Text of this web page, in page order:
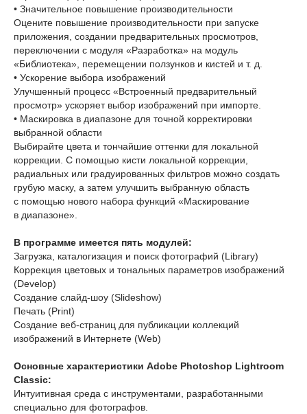
• Значительное повышение производительности
Оцените повышение производительности при запуске
приложения, создании предварительных просмотров,
переключении с модуля «Разработка» на модуль
«Библиотека», перемещении ползунков и кистей и т. д.
• Ускорение выбора изображений
Улучшенный процесс «Встроенный предварительный
просмотр» ускоряет выбор изображений при импорте.
• Маскировка в диапазоне для точной корректировки
выбранной области
Выбирайте цвета и тончайшие оттенки для локальной
коррекции. С помощью кисти локальной коррекции,
радиальных или градуированных фильтров можно создать
грубую маску, а затем улучшить выбранную область
с помощью нового набора функций «Маскирование
в диапазоне».
В программе имеется пять модулей:
Загрузка, каталогизация и поиск фотографий (Library)
Коррекция цветовых и тональных параметров изображений
(Develop)
Создание слайд-шоу (Slideshow)
Печать (Print)
Создание веб-страниц для публикации коллекций
изображений в Интернете (Web)
Основные характеристики Adobe Photoshop Lightroom
Classic:
Интуитивная среда с инструментами, разработанными
специально для фотографов.